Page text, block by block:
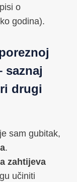
o
godina).
saznaj
drugi
sam gubitak,
.
zahtijeva
učiniti